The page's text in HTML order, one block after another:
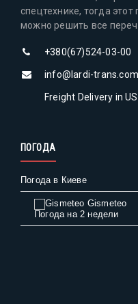
спецтехнике, тогда
можно решить все
+380(67)524-03-00
info@lardi-trans.com
Freight Delivery in
ПОГОДА
Погода в Киеве
Gismeteo
Погода на 2 недели